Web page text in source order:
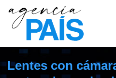
Lentes con